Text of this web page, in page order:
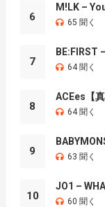
6
M!LK –
65 聞く
7
BE:FIRST
64 聞く
8
ACEes【
64 聞く
9 63 聞く
10
JO1 –
60 聞く